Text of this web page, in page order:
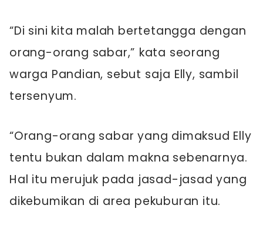
“Di sini kita malah bertetangga dengan
orang-orang sabar,” kata seorang
warga Pandian, sebut saja Elly, sambil
tersenyum.
“Orang-orang sabar yang dimaksud Elly
tentu bukan dalam makna sebenarnya.
Hal itu merujuk pada jasad-jasad yang
dikebumikan di area pekuburan itu.